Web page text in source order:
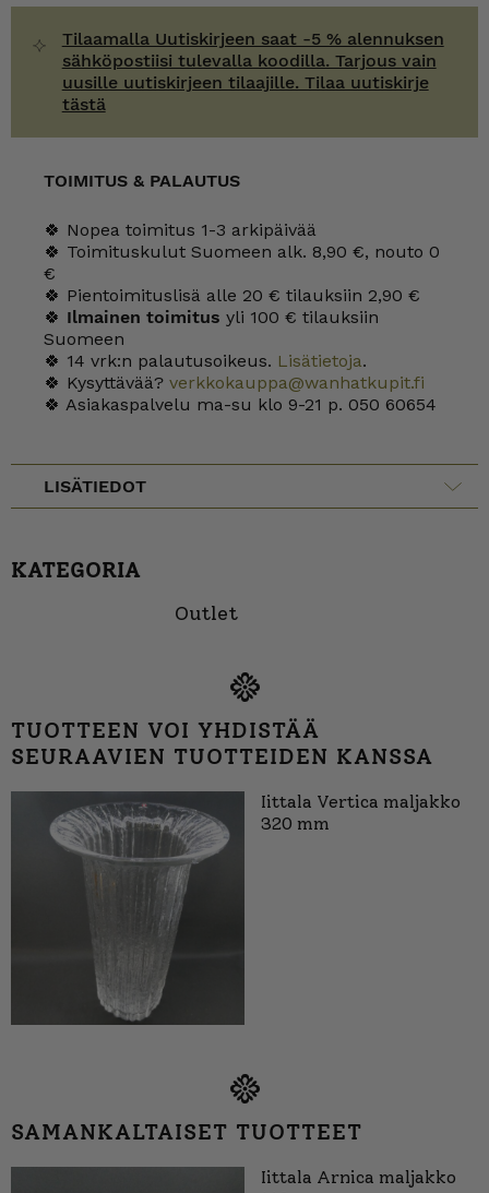
Tilaamalla Uutiskirjeen saat -5 % alennuksen
sähköpostiisi tulevalla koodilla. Tarjous vain
uusille uutiskirjeen tilaajille. Tilaa uutiskirje
tästä
TOIMITUS & PALAUTUS
🍀 Nopea toimitus 1-3 arkipäivää
🍀 Toimituskulut Suomeen alk. 8,90 €, nouto 0
€
🍀 Pientoimituslisä alle 20 € tilauksiin 2,90 €
🍀 Ilmainen toimitus yli 100 € tilauksiin
Suomeen
🍀 14 vrk:n palautusoikeus. Lisätietoja.
🍀 Kysyttävää? verkkokauppa@wanhatkupit.fi
🍀 Asiakaspalvelu ma-su klo 9-21 p. 050 60654
LISÄTIEDOT
KATEGORIA
Outlet
TUOTTEEN VOI YHDISTÄÄ
SEURAAVIEN TUOTTEIDEN KANSSA
Iittala Vertica maljakko
320 mm
SAMANKALTAISET TUOTTEET
Iittala Arnica maljakko